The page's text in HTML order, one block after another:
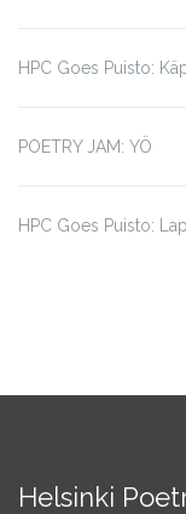
HPC Goes Puisto:
POETRY JAM: YÖ
HPC Goes Puisto:
Helsinki